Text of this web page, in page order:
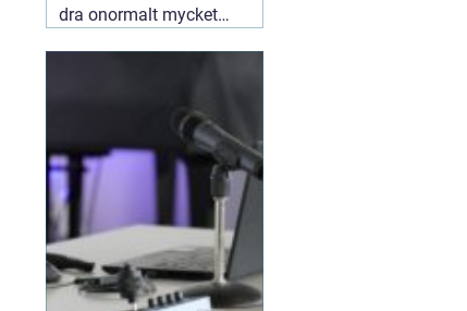
dra onormalt mycket
gör att motorn inte
längre arbetar tätt och
effektivt. Genom
professionella
30 juni